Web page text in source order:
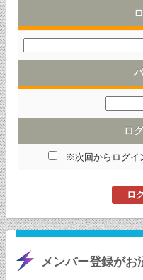
ロ
※次回からログイ
メンバー登録がお